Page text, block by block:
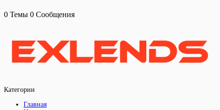
0 Темы 0 Сообщения
Категории
Главная